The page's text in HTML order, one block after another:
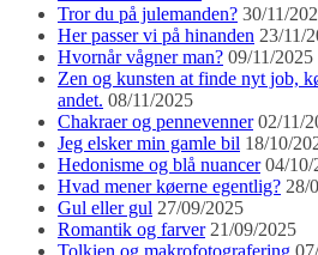
Tror du på julemanden? 30/11/
Her passer vi på hinanden 23/11/
Hvornår vågner man? 09/11/2025
Zen og kunsten at finde nyt job,
andet. 08/11/2025
Chakraer og pennevenner 02/11/
Jeg elsker min gamle bil 18/10/
Hedonisme og blå nuancer 04/10/
Hvad mener køerne egentlig? 28/
Gul eller gul 27/09/2025
Romantik og farver 21/09/2025